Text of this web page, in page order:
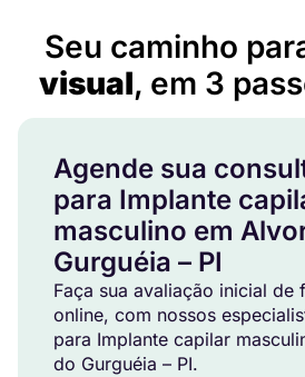
Seu caminho
visual, em 3
Agende sua
para Implante
masculino em
Gurguéia – PI
Faça sua avaliação inicial de
online, com nossos
para Implante capilar
do Gurguéia – PI.